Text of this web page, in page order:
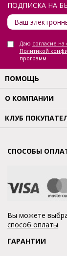
ПОДПИСКА НА
Даю согласие
Политикой
программ
ПОМОЩЬ
О КОМПАНИИ
КЛУБ
СПОСОБЫ
Вы можете
способ оплаты
ГАРАНТИИ